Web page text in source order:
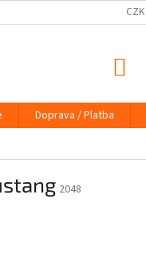
NÁVOD
CZK
Doprava / Platba
2048